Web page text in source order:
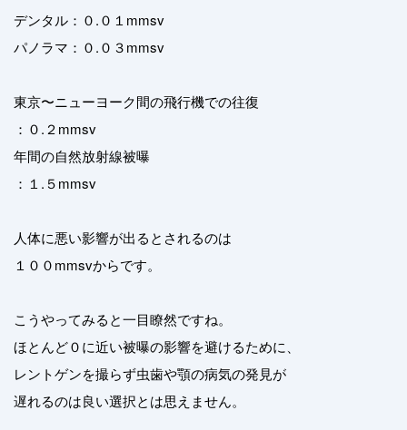
デンタル：０.０１mmsv
パノラマ：０.０３mmsv
東京〜ニューヨーク間の飛行機での往復
：０.２mmsv
年間の自然放射線被曝
：１.５mmsv
人体に悪い影響が出るとされるのは
１００mmsvからです。
こうやってみると一目瞭然ですね。
ほとんど０に近い被曝の影響を避けるために、
レントゲンを撮らず虫歯や顎の病気の発見が
遅れるのは良い選択とは思えません。